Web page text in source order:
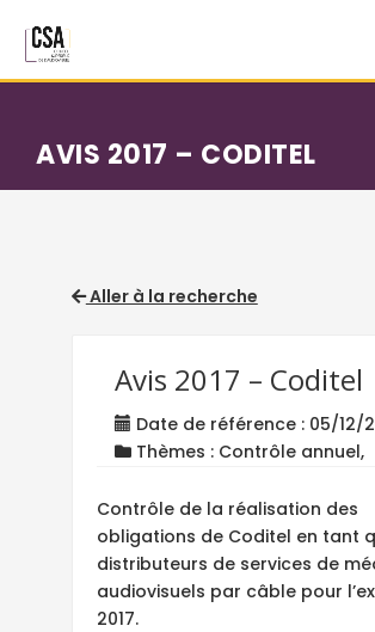
AVIS 2017 – CODITEL
Aller à la recherche
Avis 2017 – Coditel
Date de référence : 05/12/
Thèmes : Contrôle annuel,
Contrôle de la réalisation des
obligations de Coditel en tant
distributeurs de services de
audiovisuels par câble pour
2017.